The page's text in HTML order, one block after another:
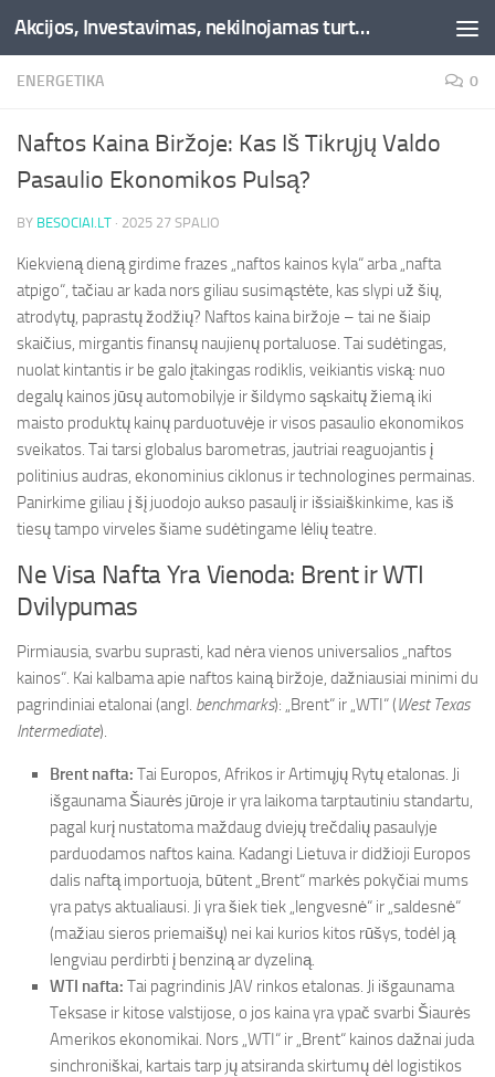
Skip to content Akcijos, Investavimas, nekilnojamas turtas, kriptovaliutos - Besociai.lt
ENERGETIKA 0
Naftos Kaina Biržoje: Kas Iš Tikrųjų Valdo
Pasaulio Ekonomikos Pulsą?
BY BESOCIAI.LT · 2025 27 SPALIO
Kiekvieną dieną girdime frazes „naftos kainos kyla“ arba „nafta
atpigo“, tačiau ar kada nors giliau susimąstėte, kas slypi už šių,
atrodytų, paprastų žodžių? Naftos kaina biržoje – tai ne šiaip
skaičius, mirgantis finansų naujienų portaluose. Tai sudėtingas,
nuolat kintantis ir be galo įtakingas rodiklis, veikiantis viską: nuo
degalų kainos jūsų automobilyje ir šildymo sąskaitų žiemą iki
maisto produktų kainų parduotuvėje ir visos pasaulio ekonomikos
sveikatos. Tai tarsi globalus barometras, jautriai reaguojantis į
politinius audras, ekonominius ciklonus ir technologines permainas.
Panirkime giliau į šį juodojo aukso pasaulį ir išsiaiškinkime, kas iš
tiesų tampo virveles šiame sudėtingame lėlių teatre.
Ne Visa Nafta Yra Vienoda: Brent ir WTI
Dvilypumas
Pirmiausia, svarbu suprasti, kad nėra vienos universalios „naftos
kainos“. Kai kalbama apie naftos kainą biržoje, dažniausiai minimi du
pagrindiniai etalonai (angl. benchmarks): „Brent“ ir „WTI“ (West Texas
Intermediate).
Brent nafta: Tai Europos, Afrikos ir Artimųjų Rytų etalonas. Ji
išgaunama Šiaurės jūroje ir yra laikoma tarptautiniu standartu,
pagal kurį nustatoma maždaug dviejų trečdalių pasaulyje
parduodamos naftos kaina. Kadangi Lietuva ir didžioji Europos
dalis naftą importuoja, būtent „Brent“ markės pokyčiai mums
yra patys aktualiausi. Ji yra šiek tiek „lengvesnė“ ir „saldesnė“
(mažiau sieros priemaišų) nei kai kurios kitos rūšys, todėl ją
lengviau perdirbti į benziną ar dyzeliną.
WTI nafta: Tai pagrindinis JAV rinkos etalonas. Ji išgaunama
Teksase ir kitose valstijose, o jos kaina yra ypač svarbi Šiaurės
Amerikos ekonomikai. Nors „WTI“ ir „Brent“ kainos dažnai juda
sinchroniškai, kartais tarp jų atsiranda skirtumų dėl logistikos